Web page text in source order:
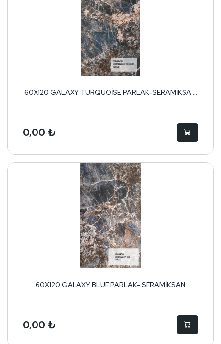
60X120 GALAXY TURQUOİSE PARLAK-SERAMİKSA ...
0,00 ₺
60X120 GALAXY BLUE PARLAK- SERAMİKSAN
0,00 ₺